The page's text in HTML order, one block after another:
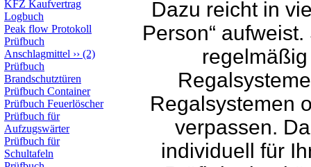
KFZ Kaufvertrag
Logbuch
Peak flow Protokoll
Prüfbuch
Anschlagmittel ›› (2)
Prüfbuch
Brandschutztüren
Prüfbuch Container
Prüfbuch Feuerlöscher
Prüfbuch für
Aufzugswärter
Prüfbuch für
Schultafeln
Dazu reicht in
Person“
Regalsystemen
verpassen.
individuell für